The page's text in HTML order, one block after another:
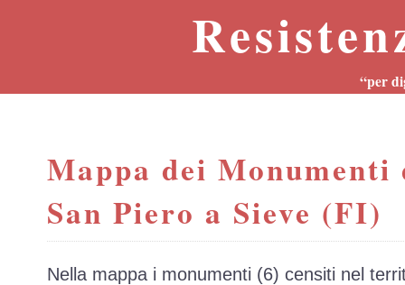
“per
Mappa dei Monumenti
San Piero a Sieve (FI)
Nella mappa i monumenti (6) censiti nel